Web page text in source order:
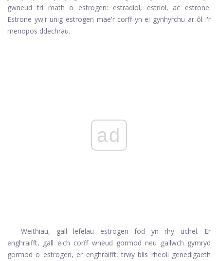
gwneud tri math o estrogen: estradiol, estriol, ac estrone.
Estrone yw'r unig estrogen mae'r corff yn ei gynhyrchu ar ôl i'r
menopos ddechrau.
ad
Weithiau, gall lefelau estrogen fod yn rhy uchel. Er
enghraifft, gall eich corff wneud gormod neu gallwch gymryd
gormod o estrogen, er enghraifft, trwy bils rheoli genedigaeth